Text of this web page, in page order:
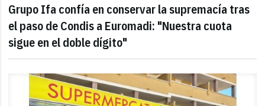
Grupo Ifa confía en conservar la supremacía tras
el paso de Condis a Euromadi: "Nuestra cuota
sigue en el doble dígito"